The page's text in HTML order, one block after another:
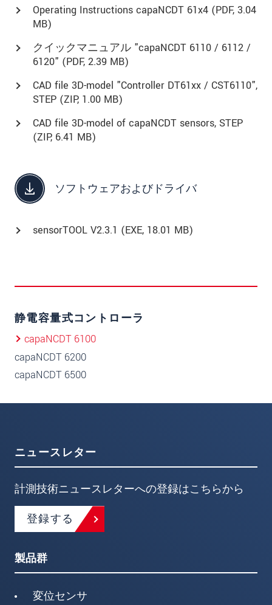
Operating Instructions capaNCDT 61x4 (PDF, 3.04
MB)
クイックマニュアル "capaNCDT 6110 / 6112 /
6120" (PDF, 2.39 MB)
CAD file 3D-model "Controller DT61xx / CST6110",
STEP (ZIP, 1.00 MB)
CAD file 3D-model of capaNCDT sensors, STEP
(ZIP, 6.41 MB)
ソフトウェアおよびドライバ
sensorTOOL V2.3.1 (EXE, 18.01 MB)
静電容量式コントローラ
capaNCDT 6100
capaNCDT 6200
capaNCDT 6500
ニュースレター
計測技術ニュースレターへの登録はこちらから
登録する
製品群
変位センサ